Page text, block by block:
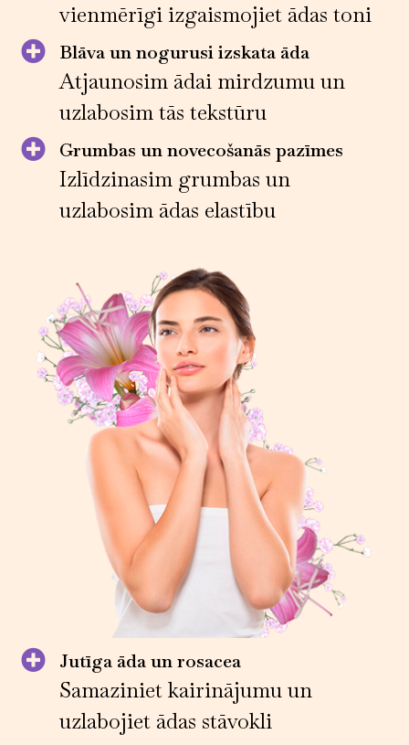
vienmērīgi izgaismojiet ādas toni
Blāva un nogurusi izskata āda
Atjaunosim ādai mirdzumu un
uzlabosim tās tekstūru
Grumbas un novecošanās pazīmes
Izlīdzinasim grumbas un
uzlabosim ādas elastību
Jutīga āda un rosacea
Samaziniet kairinājumu un
uzlabojiet ādas stāvokli